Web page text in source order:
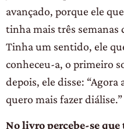
avançado, porque ele
tinha mais três semanas
Tinha um sentido, ele
conheceu-a, o primeiro
depois, ele disse:
quero mais fazer diálise.”
No livro percebe-se